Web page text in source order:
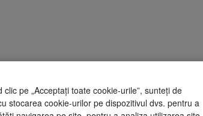
clic pe „Acceptați toate cookie-urile”, sunteți de
stocarea cookie-urilor pe dispozitivul dvs. pentru a